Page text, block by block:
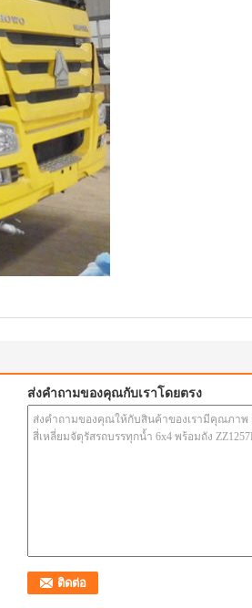
ส่งคำถามของคุณกับเราโดยตรง